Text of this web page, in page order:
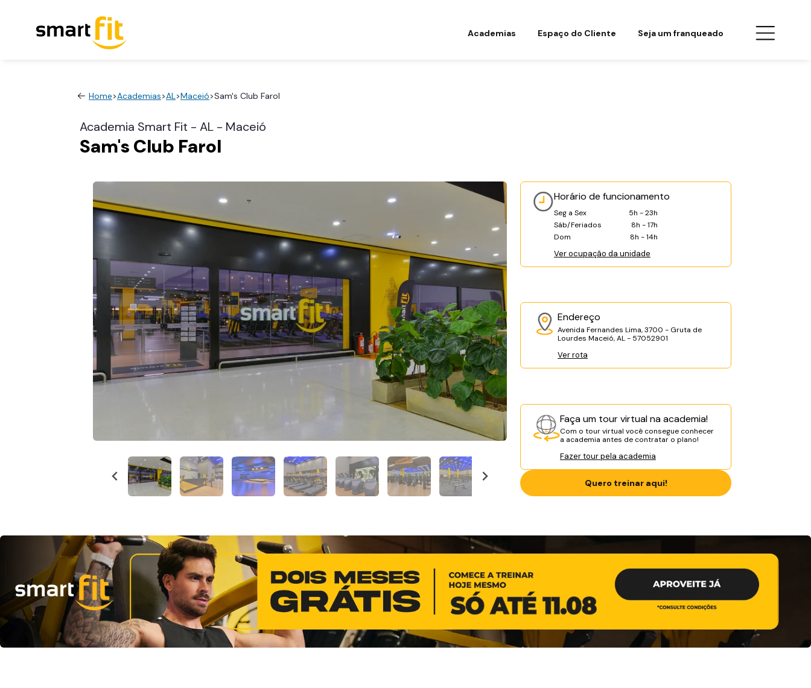
Academias Espaço do Cliente Seja um franqueado
Home>Academias>AL>Maceió>Sam's Club Farol
Academia Smart Fit - AL - Maceió
Sam's Club Farol
Horário de funcionamento
Seg a Sex
5h - 23h
Sáb/Feriados
8h - 17h
Dom
8h - 14h
Ver ocupação da unidade
Endereço
Avenida Fernandes Lima, 3700 - Gruta de
Lourdes Maceió, AL - 57052901
Ver rota
Faça um tour virtual na academia!
Com o tour virtual você consegue conhecer
a academia antes de contratar o plano!
Fazer tour pela academia
Quero treinar aqui!